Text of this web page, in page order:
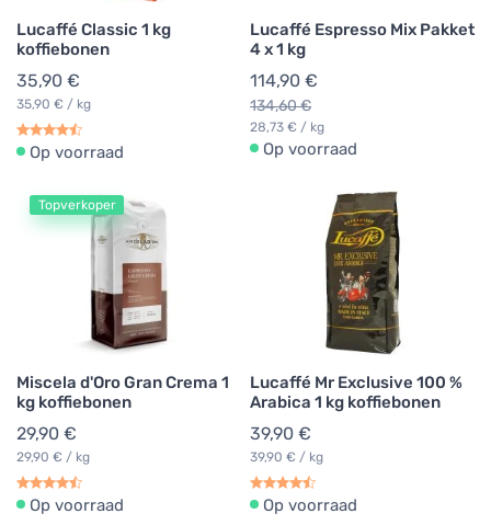
Lucaffé Classic 1 kg
koffiebonen
35,90 €
35,90 € / kg
Op voorraad
Lucaffé Espresso Mix Pakket
4 x 1 kg
114,90 €
134,60 €
28,73 € / kg
Op voorraad
Topverkoper
Miscela d'Oro Gran Crema 1
kg koffiebonen
29,90 €
29,90 € / kg
Op voorraad
Lucaffé Mr Exclusive 100 %
Arabica 1 kg koffiebonen
39,90 €
39,90 € / kg
Op voorraad